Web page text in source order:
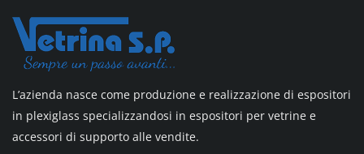
L’azienda nasce come produzione e realizzazione di espositori
in plexiglass specializzandosi in espositori per vetrine e
accessori di supporto alle vendite.